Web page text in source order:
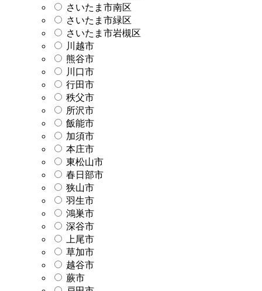
さいたま市南区
さいたま市緑区
さいたま市岩槻区
川越市
熊谷市
川口市
行田市
秩父市
所沢市
飯能市
加須市
本庄市
東松山市
春日部市
狭山市
羽生市
鴻巣市
深谷市
上尾市
草加市
越谷市
蕨市